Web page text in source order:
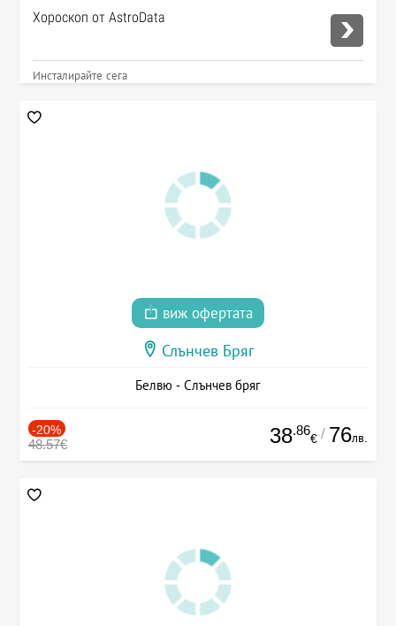
Хороскоп от AstroData
Инсталирайте сега
виж офертата
Слънчев Бряг
Белвю - Слънчев бряг
-20%
48.57€ 38.86
€ / 76лв.